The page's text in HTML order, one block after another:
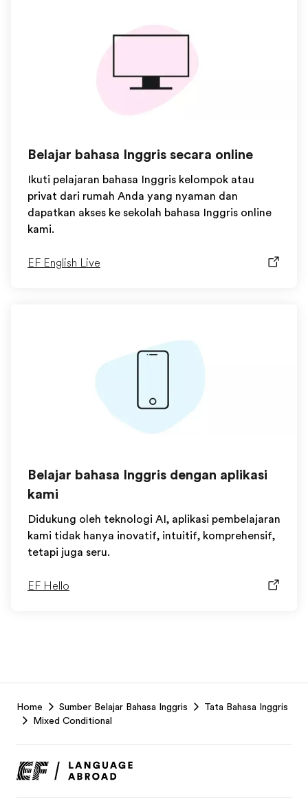
Belajar bahasa Inggris secara online
Ikuti pelajaran bahasa Inggris kelompok atau
privat dari rumah Anda yang nyaman dan
dapatkan akses ke sekolah bahasa Inggris online
kami.
EF English Live
Belajar bahasa Inggris dengan aplikasi
kami
Didukung oleh teknologi AI, aplikasi pembelajaran
kami tidak hanya inovatif, intuitif, komprehensif,
tetapi juga seru.
EF Hello
Footer
Home Sumber Belajar Bahasa Inggris
Tata Bahasa Inggris
Mixed Conditional